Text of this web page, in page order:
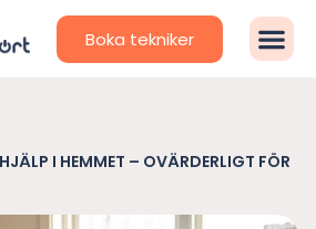
Boka tekniker
I HEMMET – OVÄRDERLIGT FÖR